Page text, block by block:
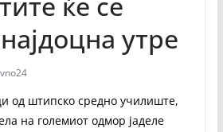
утре
од штипско средно училиште,
на големиот одмор јаделе